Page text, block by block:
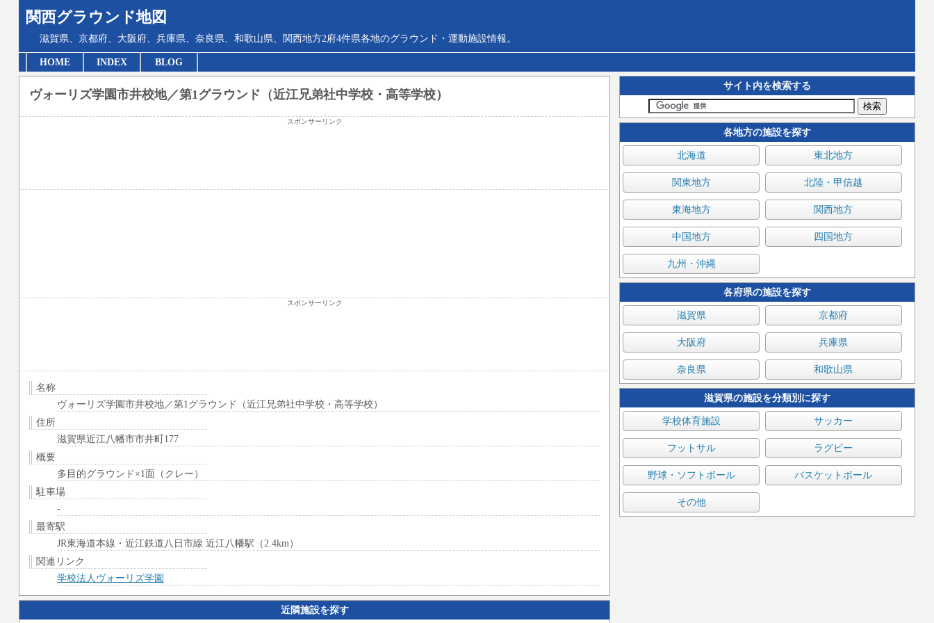
関西グラウンド地図
滋賀県、京都府、大阪府、兵庫県、奈良県、和歌山県、関西地方2府4件県各地のグラウンド・運動施設情報。
HOME INDEX BLOG
サイト内を検索する
各地方の施設を探す
北海道 東北地方
関東地方 北陸・甲信越
東海地方 関西地方
中国地方 四国地方
九州・沖縄
各府県の施設を探す
滋賀県 京都府
大阪府 兵庫県
奈良県 和歌山県
滋賀県の施設を分類別に探す
学校体育施設 サッカー
フットサル ラグビー
野球・ソフトボール バスケットボール
その他
ヴォーリズ学園市井校地／第1グラウンド（近江兄弟社中学校・高等学校）
スポンサーリンク
スポンサーリンク
名称
ヴォーリズ学園市井校地／第1グラウンド（近江兄弟社中学校・高等学校）
住所
滋賀県近江八幡市市井町177
概要
多目的グラウンド×1面（クレー）
駐車場
-
最寄駅
JR東海道本線・近江鉄道八日市線 近江八幡駅（2.4km）
関連リンク
学校法人ヴォーリズ学園
近隣施設を探す